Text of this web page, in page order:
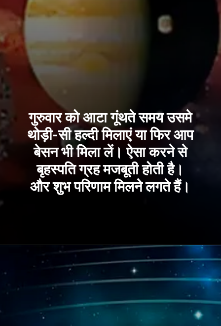
गुरुवार को आटा गूंथते समय उसमे
थोड़ी-सी हल्दी मिलाएं या फिर आप
बेसन भी मिला लें। ऐसा करने से
बृहस्पति ग्रह मजबूती होती है।
और शुभ परिणाम मिलने लगते हैं।